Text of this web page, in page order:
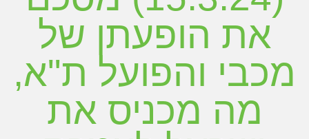
את הופעתן של
מכבי והפועל ת"א,
מה מכניס את